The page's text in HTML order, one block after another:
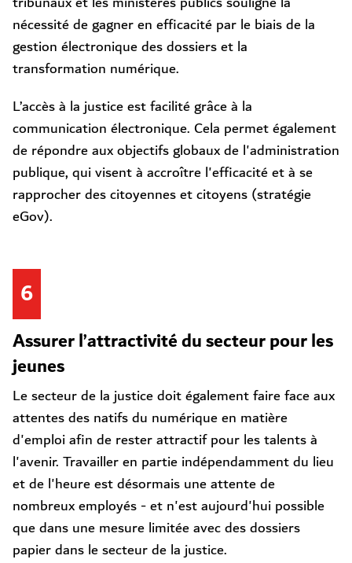
nécessité de gagner en efficacité par le biais de la
gestion électronique des dossiers et la
transformation numérique.
L’accès à la justice est facilité grâce à la
communication électronique. Cela permet également
de répondre aux objectifs globaux de l'administration
publique, qui visent à accroître l'efficacité et à se
rapprocher des citoyennes et citoyens (stratégie
eGov).
6
Assurer l’attractivité du secteur pour les
jeunes
Le secteur de la justice doit également faire face aux
attentes des natifs du numérique en matière
d'emploi afin de rester attractif pour les talents à
l'avenir. Travailler en partie indépendamment du lieu
et de l'heure est désormais une attente de
nombreux employés - et n'est aujourd'hui possible
que dans une mesure limitée avec des dossiers
papier dans le secteur de la justice.